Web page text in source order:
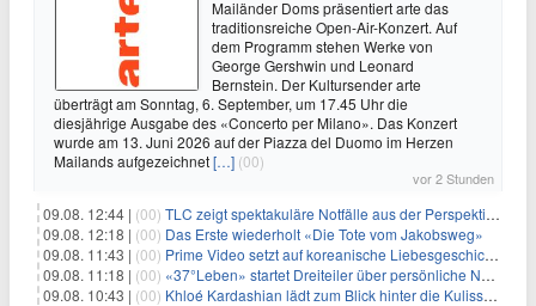
Mailänder Doms präsentiert arte das
traditionsreiche Open-Air-Konzert. Auf
dem Programm stehen Werke von
George Gershwin und Leonard
Bernstein. Der Kultursender arte
überträgt am Sonntag, 6. September, um 17.45 Uhr die
diesjährige Ausgabe des «Concerto per Milano». Das Konzert
wurde am 13. Juni 2026 auf der Piazza del Duomo im Herzen
Mailands aufgezeichnet[…] (00)
vor 2 Stunden
09.08. 12:44 | (00) TLC zeigt spektakuläre Notfälle aus der Perspektive der Patienten
09.08. 12:18 | (00) Das Erste wiederholt «Die Tote vom Jakobsweg»
09.08. 11:43 | (00) Prime Video setzt auf koreanische Liebesgeschichte
09.08. 11:18 | (00) «37°Leben» startet Dreiteiler über persönliche Neuanfänge
09.08. 10:43 | (00) Khloé Kardashian lädt zum Blick hinter die Kulissen ihres Freundeskreises